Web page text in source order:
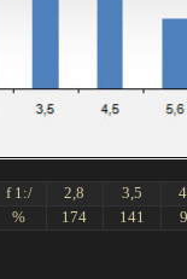
f 1:/ 2,8 3,5
% 174 141